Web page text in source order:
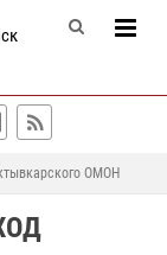
ОМОН